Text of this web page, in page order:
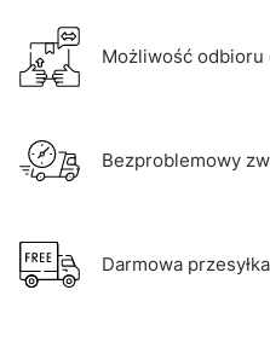
Możliwość
Bezproblemowy
Darmowa